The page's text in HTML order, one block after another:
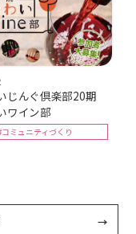
じんぐ倶楽部20期
ワイン部
コミュニティづくり